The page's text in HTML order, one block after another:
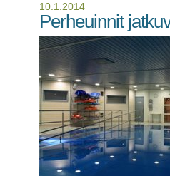
10.1.2014
Perheuinnit